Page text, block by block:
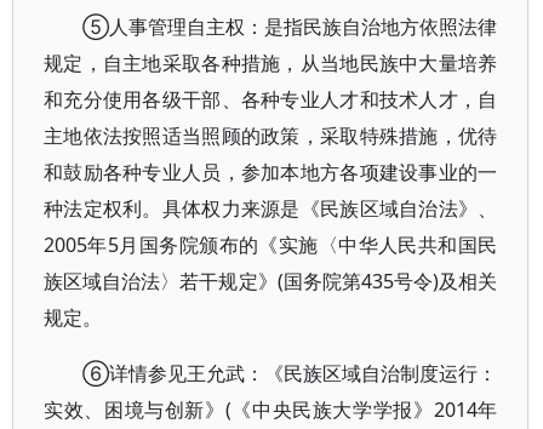
⑤人事管理自主权：是指民族自治地方依照法律
规定，自主地采取各种措施，从当地民族中大量培养
和充分使用各级干部、各种专业人才和技术人才，自
主地依法按照适当照顾的政策，采取特殊措施，优待
和鼓励各种专业人员，参加本地方各项建设事业的一
种法定权利。具体权力来源是《民族区域自治法》、
2005年5月国务院颁布的《实施〈中华人民共和国民
族区域自治法〉若干规定》(国务院第435号令)及相关
规定。
⑥详情参见王允武：《民族区域自治制度运行：
实效、困境与创新》(《中央民族大学学报》2014年